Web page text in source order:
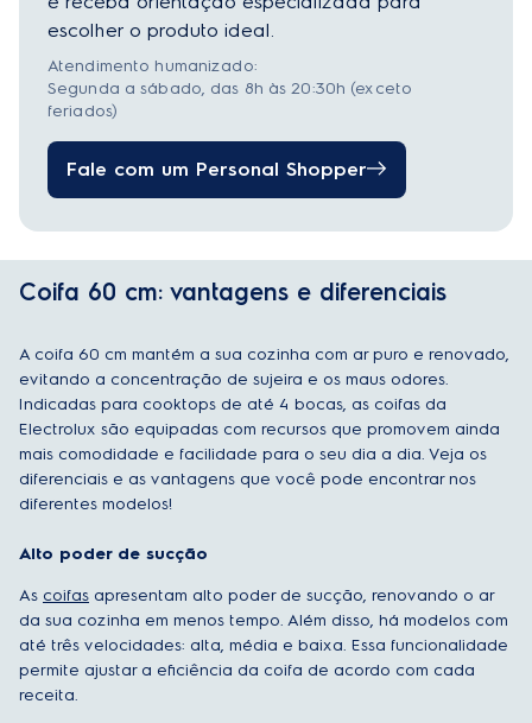
escolher o produto ideal.
Atendimento humanizado:
Segunda a sábado, das 8h às 20:30h (exceto
feriados)
Fale com um Personal Shopper
Coifa 60 cm: vantagens e diferenciais
A coifa 60 cm mantém a sua cozinha com ar puro e renovado,
evitando a concentração de sujeira e os maus odores.
Indicadas para cooktops de até 4 bocas, as coifas da
Electrolux são equipadas com recursos que promovem ainda
mais comodidade e facilidade para o seu dia a dia. Veja os
diferenciais e as vantagens que você pode encontrar nos
diferentes modelos!
Alto poder de sucção
As coifas apresentam alto poder de sucção, renovando o ar
da sua cozinha em menos tempo. Além disso, há modelos com
até três velocidades: alta, média e baixa. Essa funcionalidade
permite ajustar a eficiência da coifa de acordo com cada
receita.